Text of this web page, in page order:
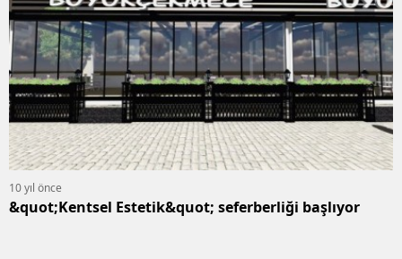
10 yıl önce
&quot;Kentsel Estetik&quot; seferberliği başlıyor